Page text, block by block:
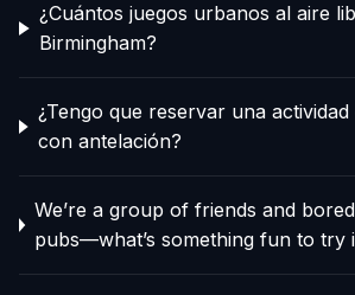
¿Cuántos juegos urbanos al aire
Birmingham?
¿Tengo que reservar una
con antelación?
We’re a group of friends and
pubs—what’s something fun to try